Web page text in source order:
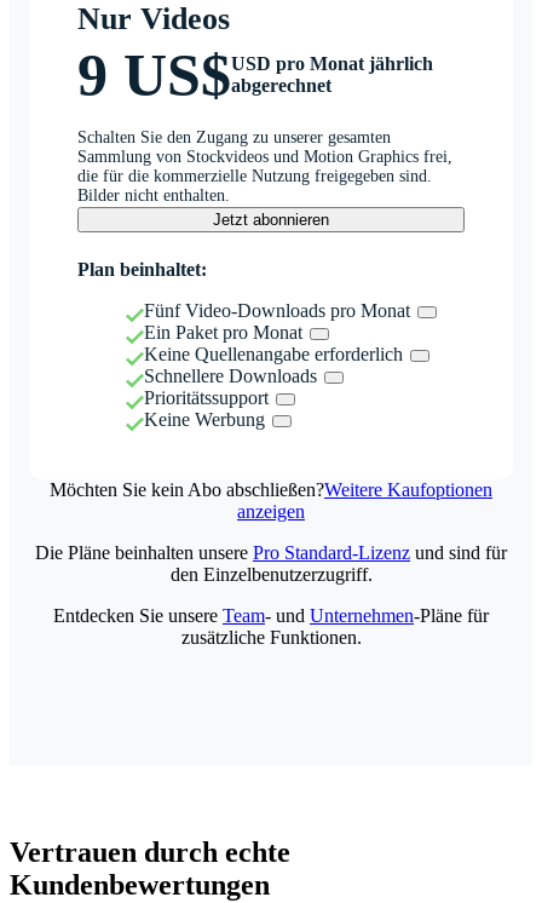
Nur Videos
9 US$USD pro Monat jährlich
abgerechnet
Schalten Sie den Zugang zu unserer gesamten
Sammlung von Stockvideos und Motion Graphics frei,
die für die kommerzielle Nutzung freigegeben sind.
Bilder nicht enthalten.
Jetzt abonnieren
Plan beinhaltet:
Fünf Video-Downloads pro Monat
Ein Paket pro Monat
Keine Quellenangabe erforderlich
Schnellere Downloads
Prioritätssupport
Keine Werbung
Möchten Sie kein Abo abschließen?Weitere Kaufoptionen
anzeigen
Die Pläne beinhalten unsere Pro Standard-Lizenz und sind für
den Einzelbenutzerzugriff.
Entdecken Sie unsere Team- und Unternehmen-Pläne für
zusätzliche Funktionen.
Vertrauen durch echte
Kundenbewertungen